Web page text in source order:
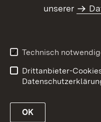
unserer
Technisch
Drittanbieter-
OK